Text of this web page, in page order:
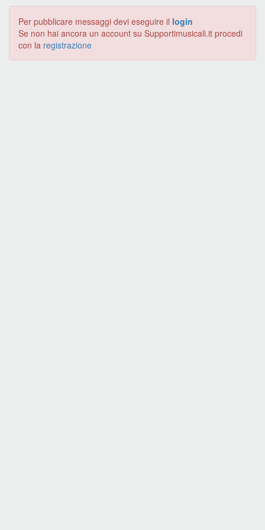
Per pubblicare messaggi devi eseguire il login
Se non hai ancora un account su Supportimusicali.it procedi
con la registrazione